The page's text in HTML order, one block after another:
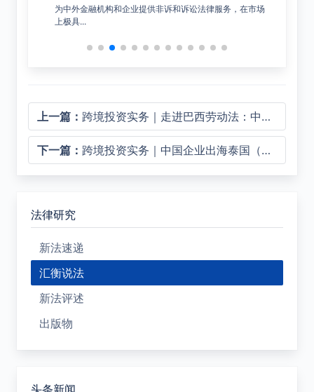
为中外金融机构和企业提供非诉和诉讼法律服务，在市场
上极具...
上一篇： 跨境投资实务｜走进巴西劳动法：中国企业需关注的工时与加班规则
下一篇： 跨境投资实务｜中国企业出海泰国（三）——劳动用工、工时与加班制度的核心合规要点
法律研究
新法速递
汇衡说法
新法评述
出版物
头条新闻